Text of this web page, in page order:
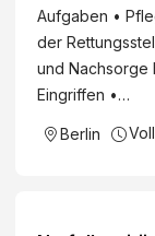
Aufgaben •
der
und Nachsorge
Eingriffen •…
Berlin